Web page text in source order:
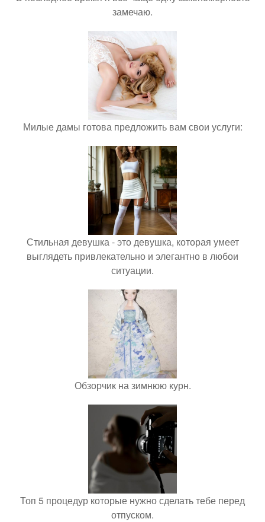
замечаю.
Милые дамы готова предложить вам свои услуги:
Стильная девушка - это девушка, которая умеет
выглядеть привлекательно и элегантно в любои
ситуации.
Обзорчик на зимнюю курн.
Топ 5 процедур которые нужно сделать тебе перед
отпуском.